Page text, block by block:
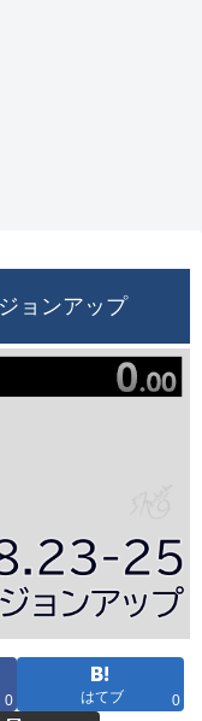
ョンアップ
0 はてブ 0